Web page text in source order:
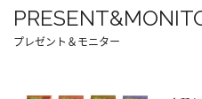
プレゼント＆モニター